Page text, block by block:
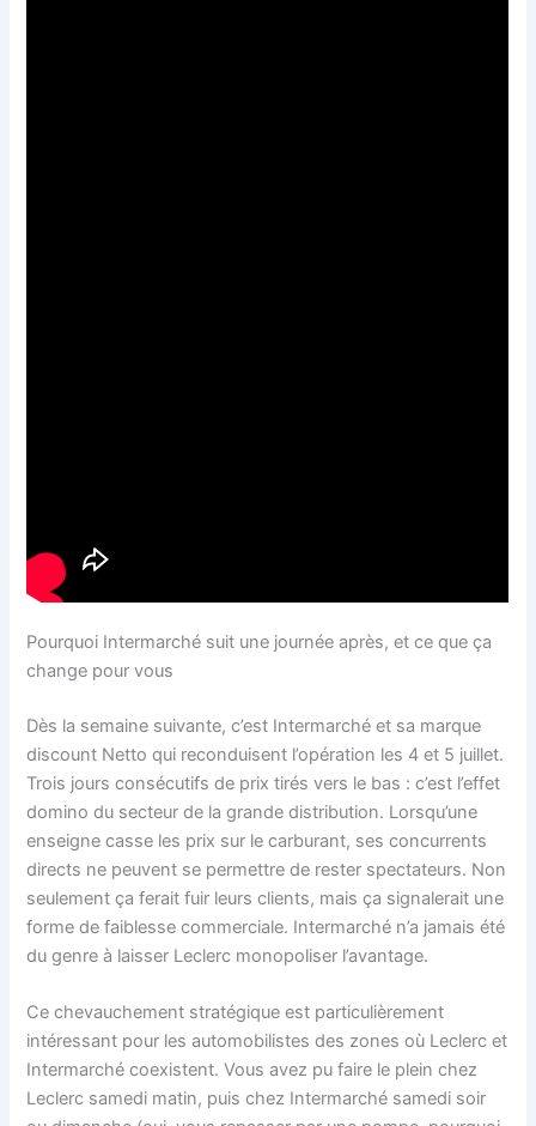
Pourquoi Intermarché suit une journée après, et ce que ça
change pour vous
Dès la semaine suivante, c’est Intermarché et sa marque
discount Netto qui reconduisent l’opération les 4 et 5 juillet.
Trois jours consécutifs de prix tirés vers le bas : c’est l’effet
domino du secteur de la grande distribution. Lorsqu’une
enseigne casse les prix sur le carburant, ses concurrents
directs ne peuvent se permettre de rester spectateurs. Non
seulement ça ferait fuir leurs clients, mais ça signalerait une
forme de faiblesse commerciale. Intermarché n’a jamais été
du genre à laisser Leclerc monopoliser l’avantage.
Ce chevauchement stratégique est particulièrement
intéressant pour les automobilistes des zones où Leclerc et
Intermarché coexistent. Vous avez pu faire le plein chez
Leclerc samedi matin, puis chez Intermarché samedi soir